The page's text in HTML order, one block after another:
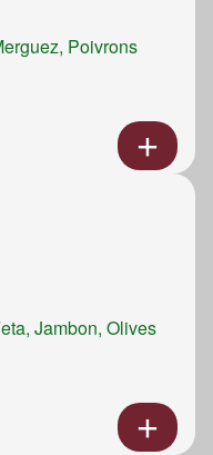
Poivrons
Jambon, Olives